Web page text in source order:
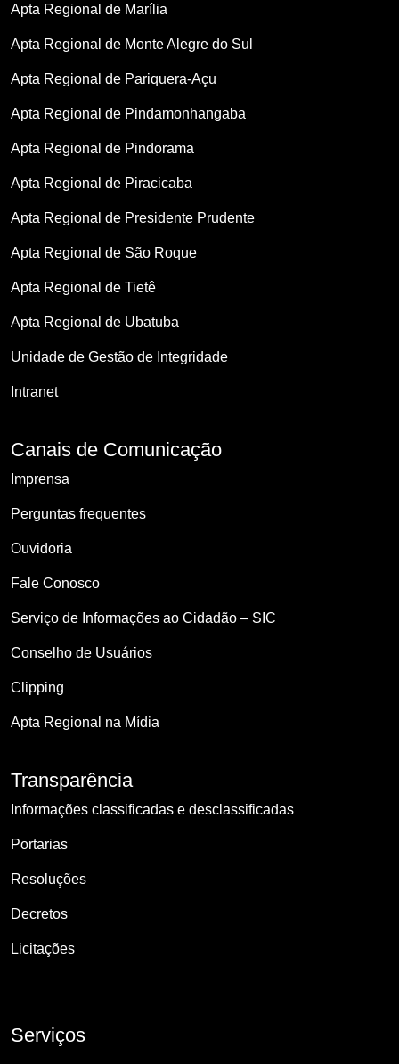
Apta Regional de Marília
Apta Regional de Monte Alegre do Sul
Apta Regional de Pariquera-Açu
Apta Regional de Pindamonhangaba
Apta Regional de Pindorama
Apta Regional de Piracicaba
Apta Regional de Presidente Prudente
Apta Regional de São Roque
Apta Regional de Tietê
Apta Regional de Ubatuba
Unidade de Gestão de Integridade
Intranet
Canais de Comunicação
Imprensa
Perguntas frequentes
Ouvidoria
Fale Conosco
Serviço de Informações ao Cidadão – SIC
Conselho de Usuários
Clipping
Apta Regional na Mídia
Transparência
Informações classificadas e desclassificadas
Portarias
Resoluções
Decretos
Licitações
Serviços